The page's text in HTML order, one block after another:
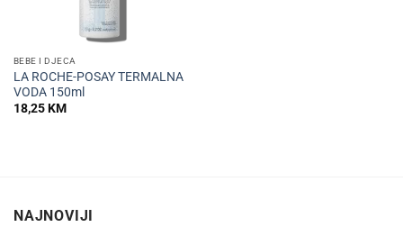
BEBE I DJECA
LA ROCHE-POSAY TERMALNA
VODA 150ml
18,25KM
NAJNOVIJI